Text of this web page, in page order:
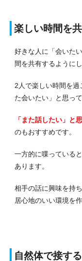
楽しい時間を
好きな人に「会いた
間を共有するように
2人で楽しい時間を過
た会いたい」と思っ
「また話したい」と
のもおすすめです。
一方的に喋っている
あります。
相手の話に興味を持
居心地のいい環境を
自然体で接す